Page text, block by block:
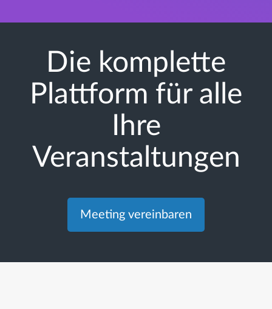
Die komplette
Plattform für alle
Ihre
Veranstaltungen
Meeting vereinbaren